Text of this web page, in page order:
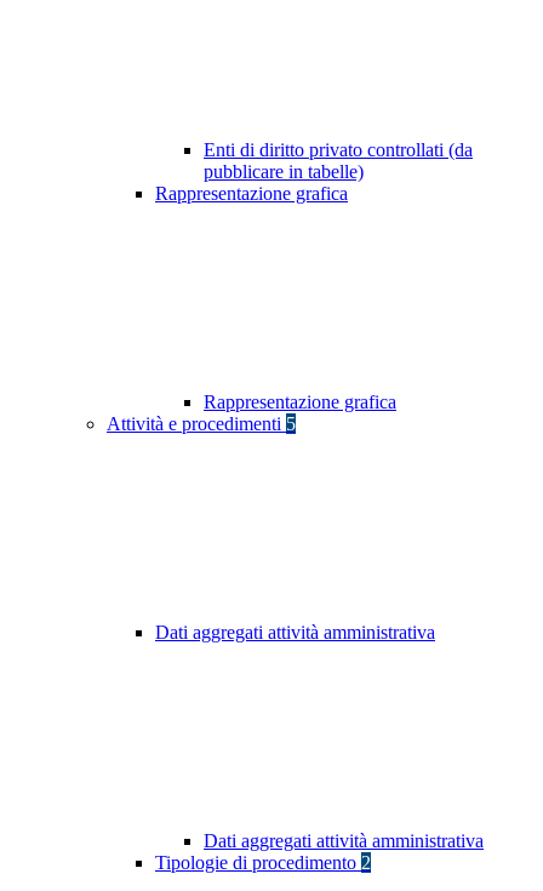
Enti di diritto privato controllati (da
pubblicare in tabelle)
Rappresentazione grafica
Rappresentazione grafica
Attività e procedimenti 5
Dati aggregati attività amministrativa
Dati aggregati attività amministrativa
Tipologie di procedimento 2